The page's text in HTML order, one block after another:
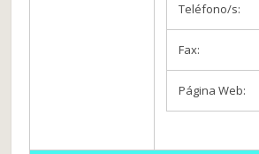
Teléfono/s:
Fax:
Página Web: